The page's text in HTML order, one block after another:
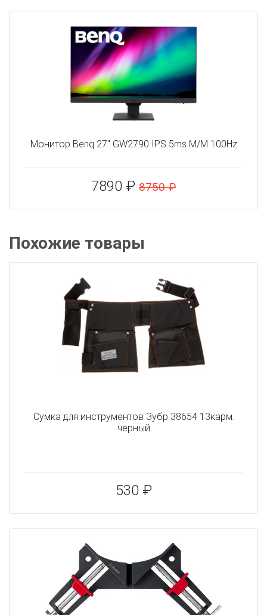
Монитор Benq 27" GW2790 IPS 5ms M/M 100Hz
7890 ₽ 8750 ₽
Похожие товары
Сумка для инструментов Зубр 38654 13карм.
черный
530 ₽